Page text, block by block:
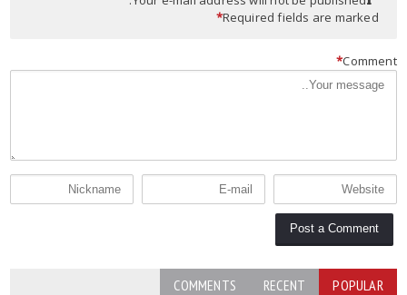
Required fields are marked
*
*
POPULAR
RECENT
COMMENTS